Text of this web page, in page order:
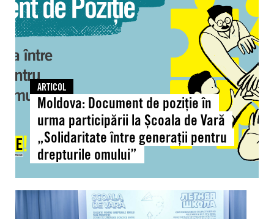
poziție
în
urma
participării
Școala
de
„Solidaritate
între
generații
omului”
ARTICOL
Moldova: Document de poziție în
urma participării la Școala de Vară
„Solidaritate între generații pentru
drepturile omului”
Moldova:
Peste